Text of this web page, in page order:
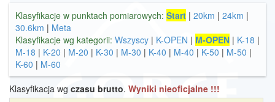
Klasyfikacje w punktach pomiarowych: Start | 20km | 24km |
30.6km | Meta
Klasyfikacje wg kategorii: Wszyscy | K-OPEN | M-OPEN | K-18 |
M-18 | K-20 | M-20 | K-30 | M-30 | K-40 | M-40 | K-50 | M-50 |
K-60 | M-60
Klasyfikacja wg czasu brutto. Wyniki nieoficjalne !!!